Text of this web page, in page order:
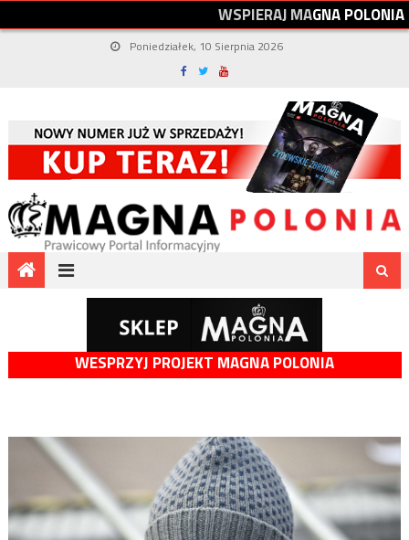
WSPIERAJMAGNAPOLONIA
Poniedziałek, 10 Sierpnia 2026
WESPRZYJ PROJEKT MAGNA POLONIA